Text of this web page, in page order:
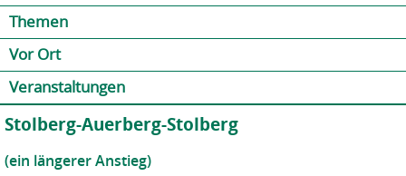
Themen
Vor Ort
Veranstaltungen
Stolberg-Auerberg-Stolberg
(ein längerer Anstieg)